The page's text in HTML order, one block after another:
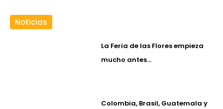
Noticias
La Feria de las Flores empieza
mucho antes…
Colombia, Brasil, Guatemala y